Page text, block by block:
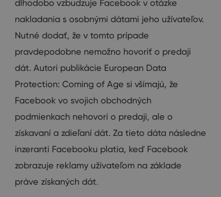
dlhodobo vzbudzuje Facebook v otázke
nakladania s osobnými dátami jeho užívateľov.
Nutné dodať, že v tomto prípade
pravdepodobne nemožno hovoriť o predaji
dát. Autori publikácie European Data
Protection: Coming of Age si všímajú, že
Facebook vo svojich obchodných
podmienkach nehovorí o predaji, ale o
získavaní a zdieľaní dát. Za tieto dáta následne
inzeranti Facebooku platia, keď Facebook
zobrazuje reklamy užívateľom na základe
práve získaných dát.